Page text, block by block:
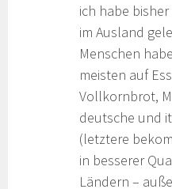
ich habe
im Ausland
Menschen
meisten auf
Vollkornbrot,
deutsche und
(letztere
in besserer
Ländern –